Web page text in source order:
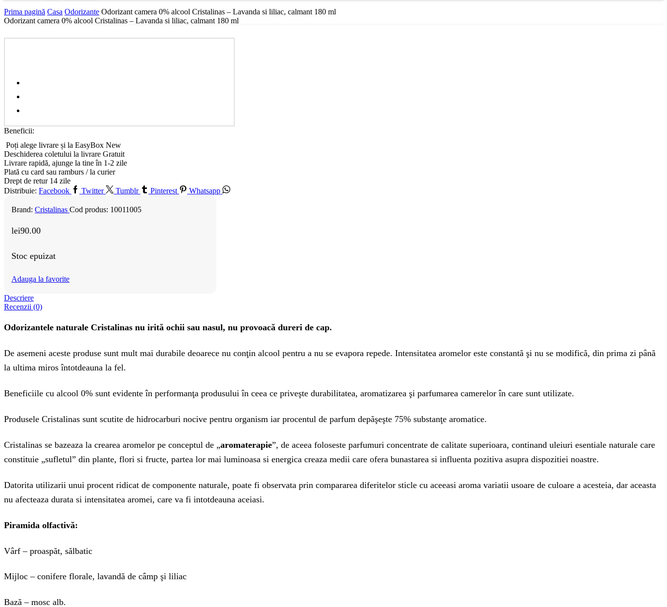
Prima pagină Casa Odorizante Odorizant camera 0% alcool Cristalinas – Lavanda si liliac, calmant 180 ml
Odorizant camera 0% alcool Cristalinas – Lavanda si liliac, calmant 180 ml
Beneficii:
Poți alege livrare și la EasyBox New
Deschiderea coletului la livrare Gratuit
Livrare rapidă, ajunge la tine în 1-2 zile
Plată cu card sau ramburs / la curier
Drept de retur 14 zile
Distribuie: Facebook Twitter Tumblr Pinterest Whatsapp
Brand: Cristalinas Cod produs: 10011005
lei90.00
Stoc epuizat
Adauga la favorite
Descriere
Recenzii (0)
Odorizantele naturale Cristalinas nu irită ochii sau nasul, nu provoacă dureri de cap.
De asemeni aceste produse sunt mult mai durabile deoarece nu conţin alcool pentru a nu se evapora repede. Intensitatea aromelor este constantă şi nu se modifică, din prima zi până
la ultima miros întotdeauna la fel.
Beneficiile cu alcool 0% sunt evidente în performanţa produsului în ceea ce priveşte durabilitatea, aromatizarea şi parfumarea camerelor în care sunt utilizate.
Produsele Cristalinas sunt scutite de hidrocarburi nocive pentru organism iar procentul de parfum depăşeşte 75% substanţe aromatice.
Cristalinas se bazeaza la crearea aromelor pe conceptul de „aromaterapie”, de aceea foloseste parfumuri concentrate de calitate superioara, continand uleiuri esentiale naturale care
constituie „sufletul” din plante, flori si fructe, partea lor mai luminoasa si energica creaza medii care ofera bunastarea si influenta pozitiva asupra dispozitiei noastre.
Datorita utilizarii unui procent ridicat de componente naturale, poate fi observata prin compararea diferitelor sticle cu aceeasi aroma variatii usoare de culoare a acesteia, dar aceasta
nu afecteaza durata si intensitatea aromei, care va fi intotdeauna aceiasi.
Piramida olfactivă:
Vârf – proaspăt, sălbatic
Mijloc – conifere florale, lavandă de câmp şi liliac
Bază – mosc alb.